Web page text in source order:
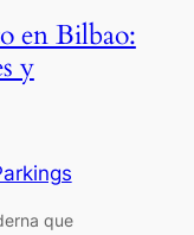
en Bilbao:
y
que